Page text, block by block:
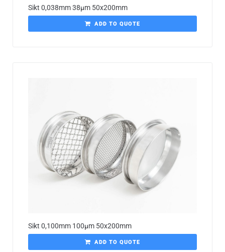
Sikt 0,038mm 38µm 50x200mm
ADD TO QUOTE
Sikt 0,100mm 100µm 50x200mm
ADD TO QUOTE